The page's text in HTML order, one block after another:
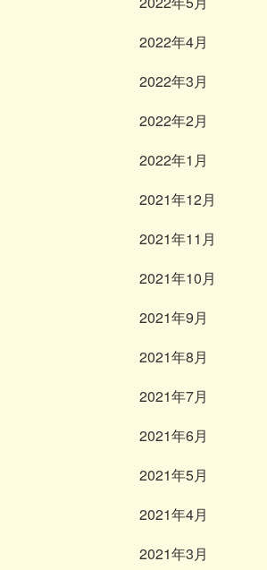
2022年4月
2022年3月
2022年2月
2022年1月
2021年12月
2021年11月
2021年10月
2021年9月
2021年8月
2021年7月
2021年6月
2021年5月
2021年4月
2021年3月